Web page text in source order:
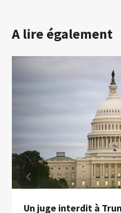
A lire également
Un juge interdit à